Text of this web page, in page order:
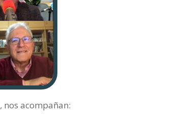
, nos acompañan: